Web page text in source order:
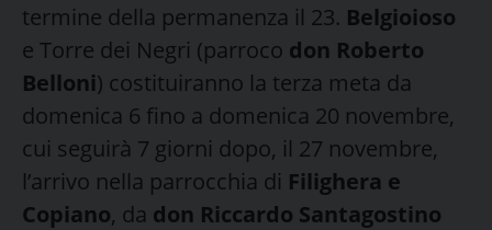
termine della permanenza il 23. Belgioioso
e Torre dei Negri (parroco don Roberto
Belloni) costituiranno la terza meta da
domenica 6 fino a domenica 20 novembre,
cui seguirà 7 giorni dopo, il 27 novembre,
l’arrivo nella parrocchia di Filighera e
Copiano, da don Riccardo Santagostino